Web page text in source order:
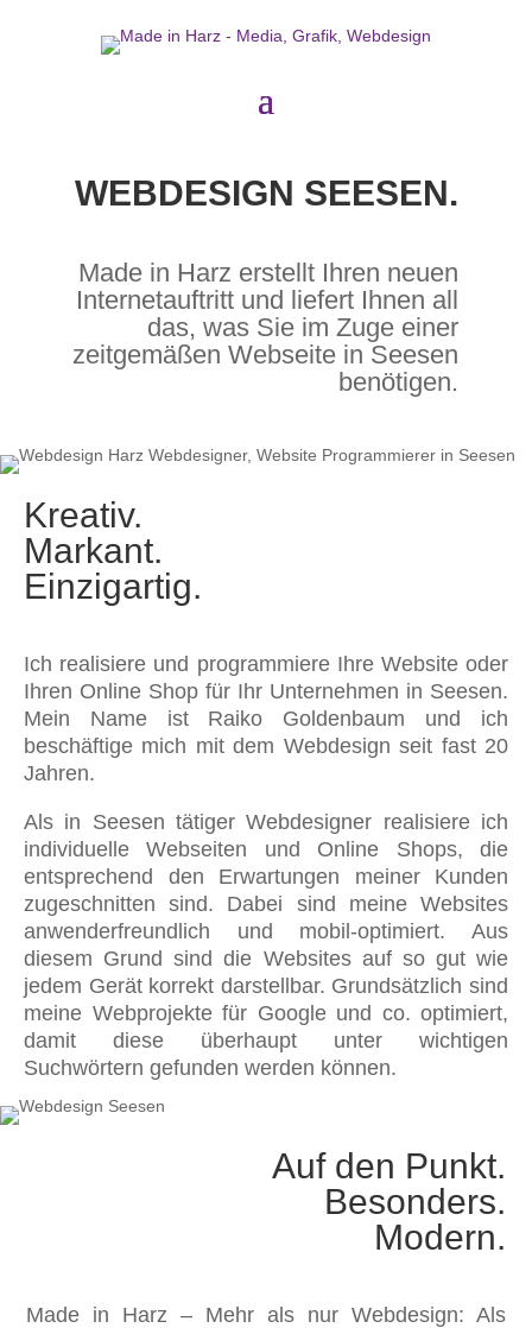
WEBDESIGN SEESEN.
Made in Harz erstellt Ihren neuen
Internetauftritt und liefert Ihnen all
das, was Sie im Zuge einer
zeitgemäßen Webseite in Seesen
benötigen.
Kreativ.
Markant.
Einzigartig.
Ich realisiere und programmiere Ihre Website oder
Ihren Online Shop für Ihr Unternehmen in Seesen.
Mein Name ist Raiko Goldenbaum und ich
beschäftige mich mit dem Webdesign seit fast 20
Jahren.
Als in Seesen tätiger Webdesigner realisiere ich
individuelle Webseiten und Online Shops, die
entsprechend den Erwartungen meiner Kunden
zugeschnitten sind. Dabei sind meine Websites
anwenderfreundlich und mobil-optimiert. Aus
diesem Grund sind die Websites auf so gut wie
jedem Gerät korrekt darstellbar. Grundsätzlich sind
meine Webprojekte für Google und co. optimiert,
damit diese überhaupt unter wichtigen
Suchwörtern gefunden werden können.
Auf den Punkt.
Besonders.
Modern.
Made in Harz – Mehr als nur Webdesign: Als